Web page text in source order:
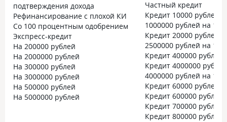
подтверждения дохода
Рефинансирование с плохой КИ
Со 100 процентным одобрением
Экспресс-кредит
На 200000 рублей
На 2000000 рублей
На 300000 рублей
На 3000000 рублей
На 500000 рублей
На 5000000 рублей
Частный кредит
Кредит 10000 рублей
1000000 рублей на 10
Кредит 20000 рублей
2500000 рублей на 15
Кредит 400000 рублей
Кредит 4000000 рублей
4000000 рублей на 15
Кредит 60000 рублей
Кредит 600000 рублей
Кредит 700000 рублей
Кредит 800000 рублей